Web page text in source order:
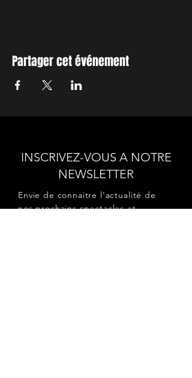
Partager cet événement
INSCRIVEZ-VOUS A NOTRE
NEWSLETTER
Envie de connaitre l'actualité de
nos prochains spectacles et